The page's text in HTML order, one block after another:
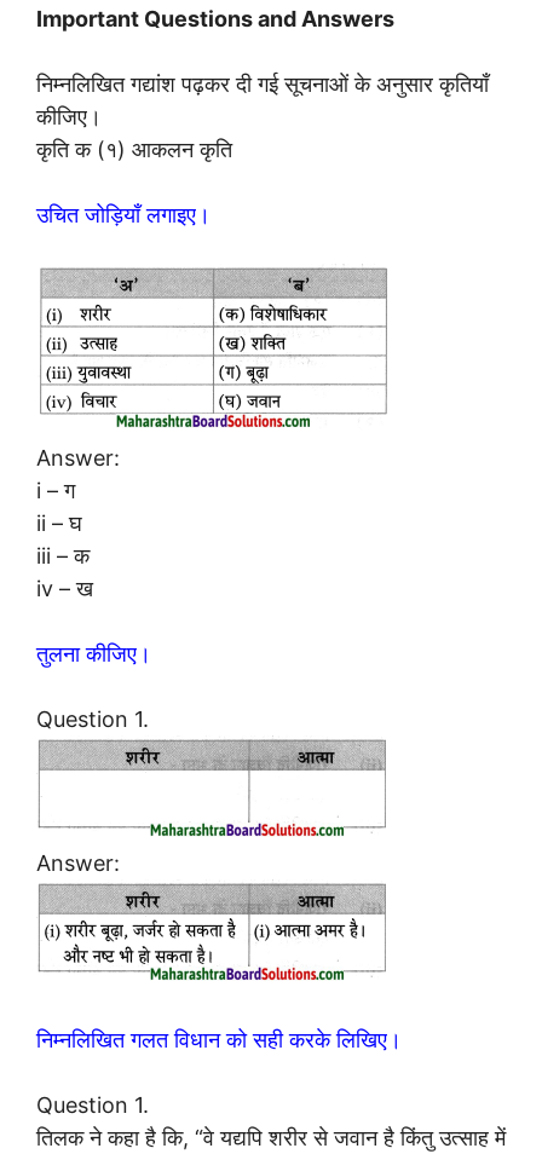
Important Questions and Answers
निम्नलिखित गद्यांश पढ़कर दी गई सूचनाओं के अनुसार कृतियाँ
कीजिए।
कृति क (१) आकलन कृति
उचित जोड़ियाँ लगाइए।
Answer:
i – ग
ii – घ
iii – क
iv – ख
तुलना कीजिए।
Question 1.
Answer:
निम्नलिखित गलत विधान को सही करके लिखिए।
Question 1.
तिलक ने कहा है कि, “वे यद्यपि शरीर से जवान है किंतु उत्साह में